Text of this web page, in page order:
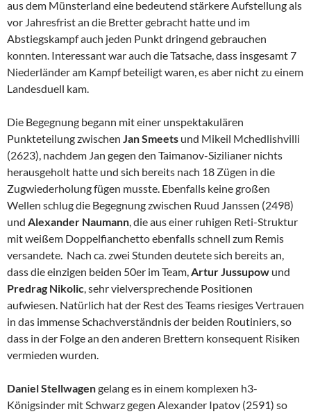
aus dem Münsterland eine bedeutend stärkere Aufstellung als
vor Jahresfrist an die Bretter gebracht hatte und im
Abstiegskampf auch jeden Punkt dringend gebrauchen
konnten. Interessant war auch die Tatsache, dass insgesamt 7
Niederländer am Kampf beteiligt waren, es aber nicht zu einem
Landesduell kam.
Die Begegnung begann mit einer unspektakulären
Punkteteilung zwischen Jan Smeets und Mikeil Mchedlishvilli
(2623), nachdem Jan gegen den Taimanov-Sizilianer nichts
herausgeholt hatte und sich bereits nach 18 Zügen in die
Zugwiederholung fügen musste. Ebenfalls keine großen
Wellen schlug die Begegnung zwischen Ruud Janssen (2498)
und Alexander Naumann, die aus einer ruhigen Reti-Struktur
mit weißem Doppelfianchetto ebenfalls schnell zum Remis
versandete. Nach ca. zwei Stunden deutete sich bereits an,
dass die einzigen beiden 50er im Team,Artur Jussupow und
Predrag Nikolic, sehr vielversprechende Positionen
aufwiesen. Natürlich hat der Rest des Teams riesiges Vertrauen
in das immense Schachverständnis der beiden Routiniers, so
dass in der Folge an den anderen Brettern konsequent Risiken
vermieden wurden.
Daniel Stellwagengelang es in einem komplexen h3-
Königsinder mit Schwarz gegen Alexander Ipatov (2591) so